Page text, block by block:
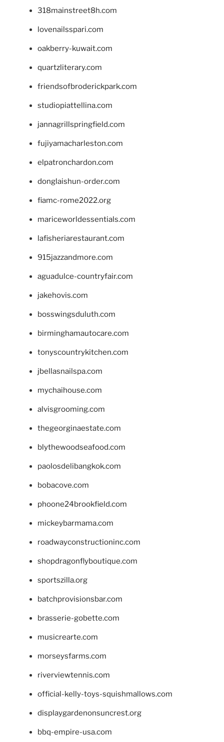
318mainstreet8h.com
lovenailsspari.com
oakberry-kuwait.com
quartzliterary.com
friendsofbroderickpark.com
studiopiattellina.com
jannagrillspringfield.com
fujiyamacharleston.com
elpatronchardon.com
donglaishun-order.com
fiamc-rome2022.org
mariceworldessentials.com
lafisheriarestaurant.com
915jazzandmore.com
aguadulce-countryfair.com
jakehovis.com
bosswingsduluth.com
birminghamautocare.com
tonyscountrykitchen.com
jbellasnailspa.com
mychaihouse.com
alvisgrooming.com
thegeorginaestate.com
blythewoodseafood.com
paolosdelibangkok.com
bobacove.com
phoone24brookfield.com
mickeybarmama.com
roadwayconstructioninc.com
shopdragonflyboutique.com
sportszilla.org
batchprovisionsbar.com
brasserie-gobette.com
musicrearte.com
morseysfarms.com
riverviewtennis.com
official-kelly-toys-squishmallows.com
displaygardenonsuncrest.org
bbq-empire-usa.com